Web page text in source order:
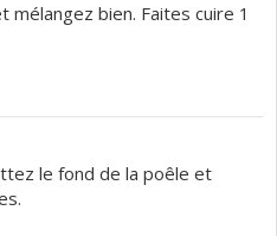
mélangez bien. Faites cuire 1
le fond de la poêle et